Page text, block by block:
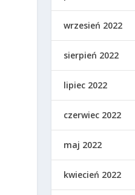
wrzesień 2022
sierpień 2022
lipiec 2022
czerwiec 2022
maj 2022
kwiecień 2022